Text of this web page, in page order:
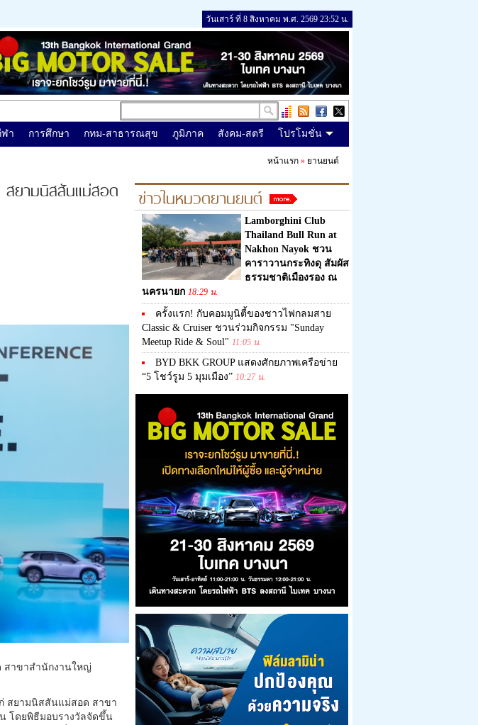
วันเสาร์ ที่ 8 สิงหาคม พ.ศ. 2569 23:52 น.
ฬา การศึกษา กทม-สาธารณสุข ภูมิภาค สังคม-สตรี โปรโมชั่น
ยามนิสสันแม่สอด
สาขาสำนักงานใหญ่
ก่ สยามนิสสันแม่สอด สาขา
โดยพิธีมอบรางวัลจัดขึ้น
หน้าแรก » ยานยนต์
ข่าวในหมวดยานยนต์
Lamborghini Club
Thailand Bull Run at
Nakhon Nayok ชวน
คาราวานกระทิงดุ สัมผัส
ธรรมชาติเมืองรอง ณ
นครนายก 18:29 น.
ครั้งแรก! กับคอมมูนิตี้ของชาวไฟกลมสาย
Classic & Cruiser ชวนร่วมกิจกรรม "Sunday
Meetup Ride & Soul" 11:05 น.
BYD BKK GROUP แสดงศักยภาพเครือข่าย
“5 โชว์รูม 5 มุมเมือง” 10:27 น.